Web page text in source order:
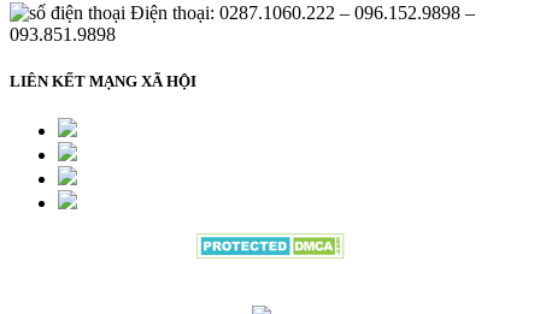
Điện thoại: 0287.1060.222 – 096.152.9898 –
093.851.9898
LIÊN KẾT MẠNG XÃ HỘI